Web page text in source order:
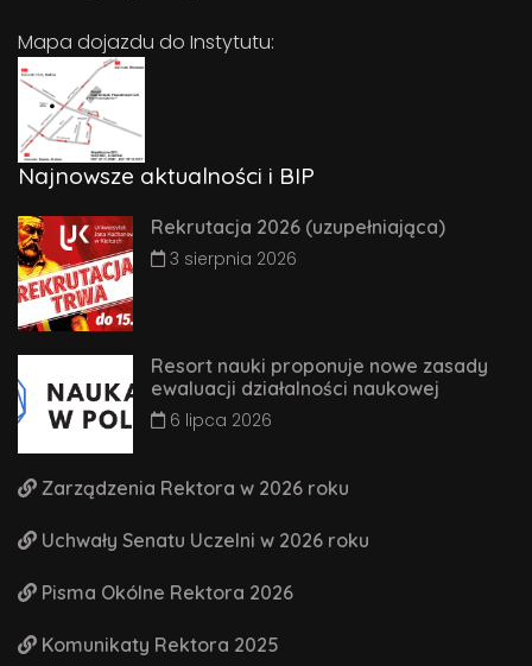
Mapa dojazdu do Instytutu:
Najnowsze aktualności i BIP
Rekrutacja 2026 (uzupełniająca)
3 sierpnia 2026
Resort nauki proponuje nowe zasady
ewaluacji działalności naukowej
6 lipca 2026
Zarządzenia Rektora w 2026 roku
Uchwały Senatu Uczelni w 2026 roku
Pisma Okólne Rektora 2026
Komunikaty Rektora 2025